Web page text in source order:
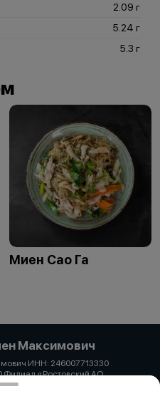
2.09 г
5.24 г
5.3 г
Миен Сао Га
Максимович
ИНН: 246007713330
«Ростовский АО
р/с